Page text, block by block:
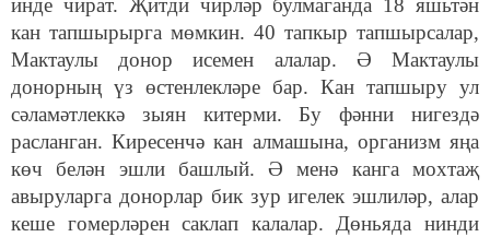
инде чират. Җитди чирләр булмаганда 18 яшьтән
кан тапшырырга мөмкин. 40 тапкыр тапшырсалар,
Мактаулы донор исемен алалар. Ә Мактаулы
донорның үз өстенлекләре бар. Кан тапшыру ул
сәламәтлеккә зыян китерми. Бу фәнни нигездә
расланган. Киресенчә кан алмашына, организм яңа
көч белән эшли башлый. Ә менә канга мохтаҗ
авыруларга донорлар бик зур игелек эшлиләр, алар
кеше гомерләрен саклап калалар. Дөньяда нинди